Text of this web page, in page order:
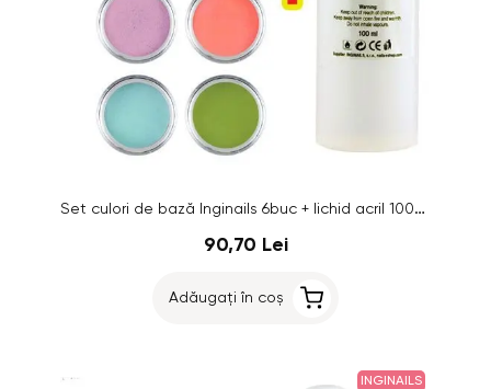
Set culori de bază Inginails 6buc + lichid acril 100ml GRATIS
90,70 Lei
Adăugați în coș
INGINAILS